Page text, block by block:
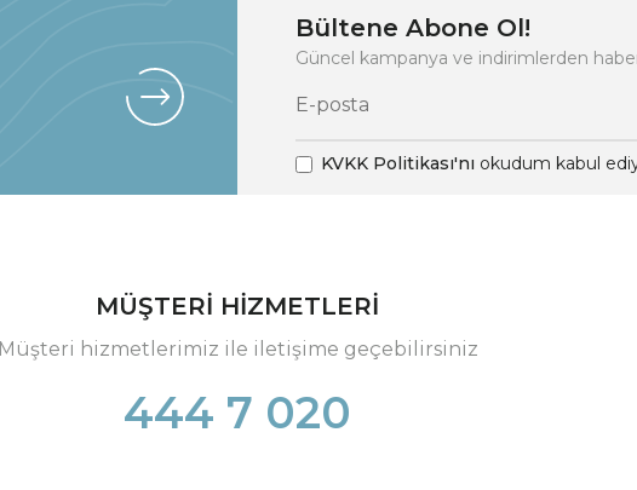
Bültene Abone Ol!
Güncel kampanya ve indirimlerden
KVKK Politikası'nı okudum kabul
MÜŞTERİ HİZMETLERİ
Müşteri hizmetlerimiz ile iletişime geçebilirsiniz
444 7 020